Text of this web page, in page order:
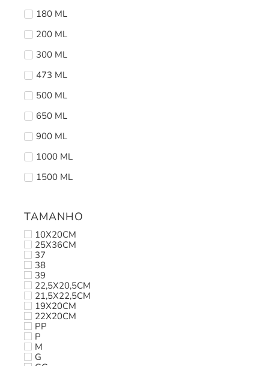
180 ML
200 ML
300 ML
473 ML
500 ML
650 ML
900 ML
1000 ML
1500 ML
TAMANHO
10X20CM
25X36CM
37
38
39
22,5X20,5CM
21,5X22,5CM
19X20CM
22X20CM
PP
P
M
G